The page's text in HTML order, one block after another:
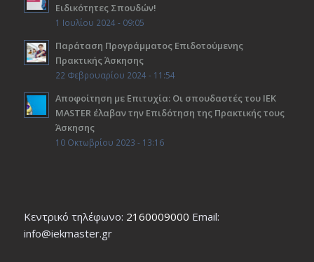
Ειδικότητες Σπουδών!
1 Ιουλίου 2024 - 09:05
Παράταση Προγράμματος Επιδοτούμενης
Πρακτικής Άσκησης
22 Φεβρουαρίου 2024 - 11:54
Αποφοίτηση με Επιτυχία: Οι σπουδαστές του ΙΕΚ
ΜΑSTER έλαβαν την Επιδότηση της Πρακτικής τους
Άσκησης
10 Οκτωβρίου 2023 - 13:16
Κεντρικό τηλέφωνο: 2160009000 Εmail:
info@iekmaster.gr